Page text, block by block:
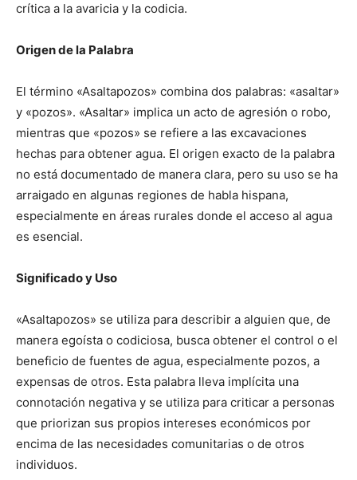
crítica a la avaricia y la codicia.
Origen de la Palabra
El término «Asaltapozos» combina dos palabras: «asaltar»
y «pozos». «Asaltar» implica un acto de agresión o robo,
mientras que «pozos» se refiere a las excavaciones
hechas para obtener agua. El origen exacto de la palabra
no está documentado de manera clara, pero su uso se ha
arraigado en algunas regiones de habla hispana,
especialmente en áreas rurales donde el acceso al agua
es esencial.
Significado y Uso
«Asaltapozos» se utiliza para describir a alguien que, de
manera egoísta o codiciosa, busca obtener el control o el
beneficio de fuentes de agua, especialmente pozos, a
expensas de otros. Esta palabra lleva implícita una
connotación negativa y se utiliza para criticar a personas
que priorizan sus propios intereses económicos por
encima de las necesidades comunitarias o de otros
individuos.